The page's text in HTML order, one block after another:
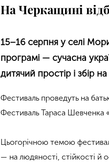
На Черкащині
15–16 серпня у селі
програмі — сучасна
дитячий простір і збір
Фестиваль проведуть на
Фестиваль Тараса Шевченка
Цьогорічною темою
— на людяності, стійкості й